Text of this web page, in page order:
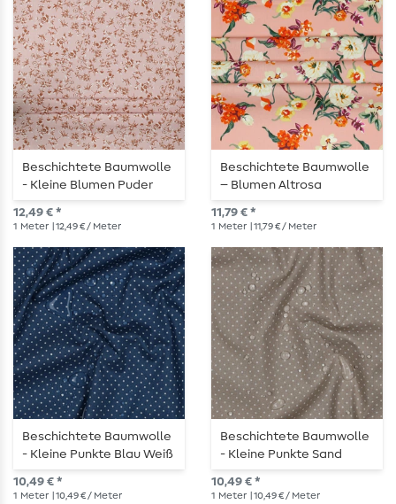
Beschichtete Baumwolle
- Kleine Blumen Puder
12,49 € *
1 Meter | 12,49 € / Meter
Beschichtete Baumwolle
– Blumen Altrosa
11,79 € *
1 Meter | 11,79 € / Meter
Beschichtete Baumwolle
- Kleine Punkte Blau Weiß
10,49 € *
1 Meter | 10,49 € / Meter
Beschichtete Baumwolle
- Kleine Punkte Sand
Weiß
10,49 € *
1 Meter | 10,49 € / Meter